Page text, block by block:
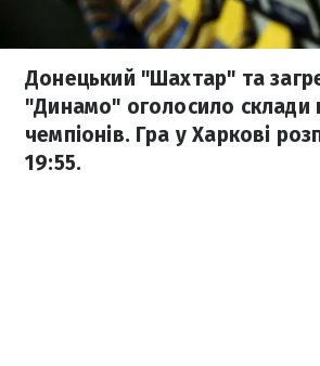
Донецький "Шахтар" та
"Динамо" оголосило склади
чемпіонів. Гра у Харкові
19:55.